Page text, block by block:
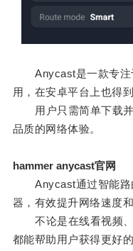
Anycast是一款专注
用，在安卓平台上也得
用户只需简单下载并
品质的网络体验。
hammer anycast官网
Anycast通过智能路
器，有效提升网络速度和
不论是在线看视频、
都能帮助用户获得更好的